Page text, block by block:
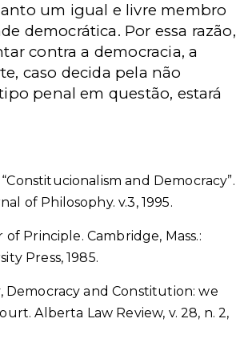
um igual e livre membro
democrática. Por essa razão,
contra a democracia, a
caso decida pela não
penal em questão, estará
and Democracy”.
of Philosophy. v.3, 1995.
of Principle. Cambridge, Mass.:
Press, 1985.
Democracy and Constitution: we
Alberta Law Review, v. 28, n. 2,